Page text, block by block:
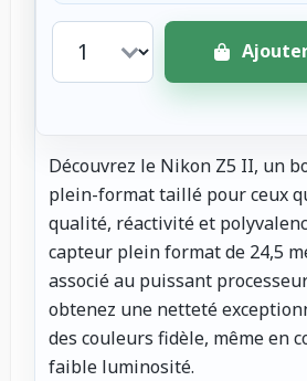
Découvrez le Nikon Z5 II, un
plein-format taillé pour ceux
qualité, réactivité et
capteur plein format de 24,5
associé au puissant processeur
obtenez une netteté
des couleurs fidèle, même en
faible luminosité.